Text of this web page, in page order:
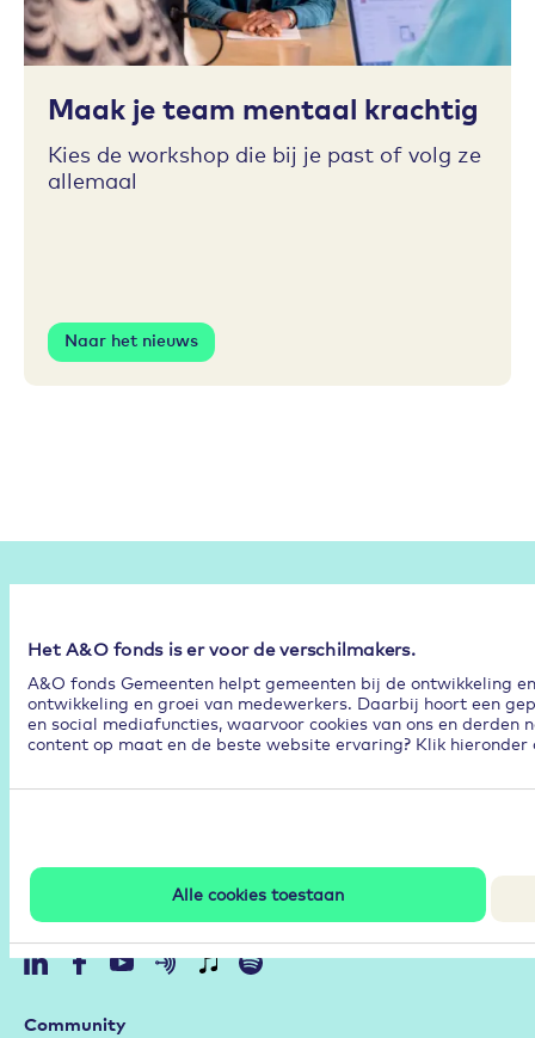
Het A&O fonds is er voor de verschilmakers.
A&O fonds Gemeenten helpt gemeenten bij de ontwikkeling
ontwikkeling en groei van medewerkers. Daarbij hoort een
en social mediafuncties, waarvoor cookies van ons en derden
content op maat en de beste website ervaring? Klik hieronder
Alle cookies toestaan
Toevoegen aan favorieten
Maak je team mentaal krachtig
Kies de workshop die bij je past of volg ze
allemaal
Naar het nieuws
Volg
Community